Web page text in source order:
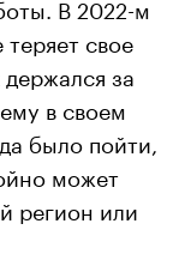
В 2022-м
свое
за
в своем
было пойти,
может
регион или